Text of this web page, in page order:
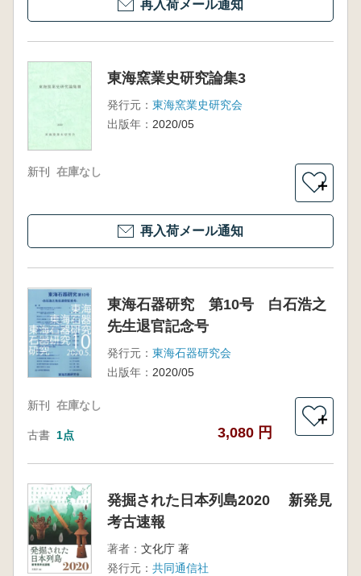
再入荷メール通知
東海窯業史研究論集3
発行元： 東海窯業史研究会
出版年： 2020/05
新刊 在庫なし
＋
再入荷メール通知
東海石器研究 第10号 白石浩之
先生退官記念号
発行元： 東海石器研究会
出版年： 2020/05
新刊 在庫なし
古書 1点 3,080 円
＋
発掘された日本列島2020 新発見
考古速報
著者： 文化庁 著
発行元： 共同通信社